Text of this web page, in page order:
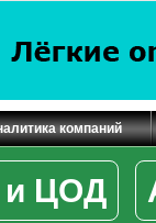
компаний
ЦОД